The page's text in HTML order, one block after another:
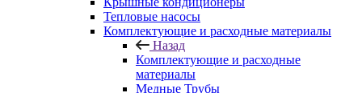
Тепловые насосы
Комплектующие и расходные материалы
Назад
Комплектующие и расходные
материалы
Медные Трубы